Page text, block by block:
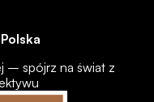
– spójrz na świat z